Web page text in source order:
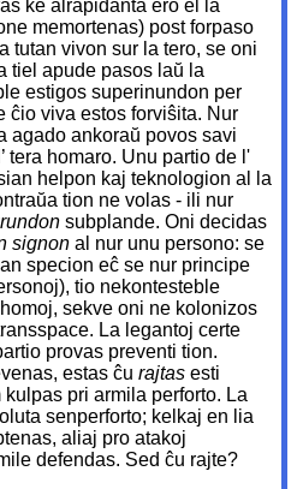
ke alrapidanta ero el la
memortenas) post forpaso
tutan vivon sur la tero, se oni
tiel apude pasos laŭ la
estigos superinundon per
ĉio viva estos forviŝita. Nur
agado ankoraŭ povos savi
tera homaro. Unu partio de l'
helpon kaj teknologion al la
tion ne volas - ili nur
subplande. Oni decidas
signonal nur unu persono: se
specion eĉ se nur principe
tio nekontesteble
sekve oni ne kolonizos
La legantoj certe
provas preventi tion.
estas ĉurajtasesti
pri armila perforto. La
senperforto; kelkaj en lia
aliaj pro atakoj
defendas. Sed ĉu rajte?